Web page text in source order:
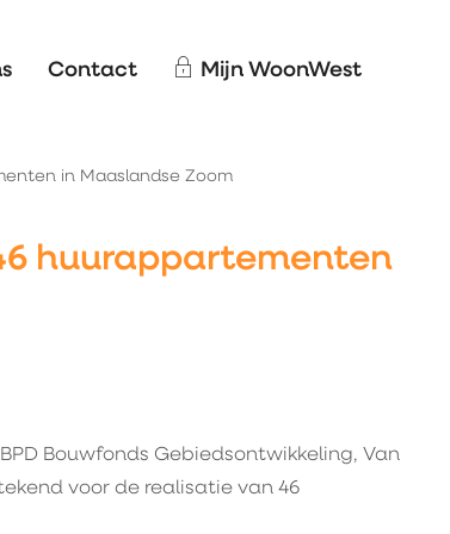
Contact Mijn WoonWest
in Maaslandse Zoom
huurappartementen
Bouwfonds Gebiedsontwikkeling, Van
voor de realisatie van 46